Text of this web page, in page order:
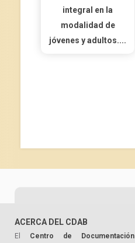
integral en la
modalidad de
jóvenes y adultos....
ACERCA DEL CDAB
El Centro de Documentación